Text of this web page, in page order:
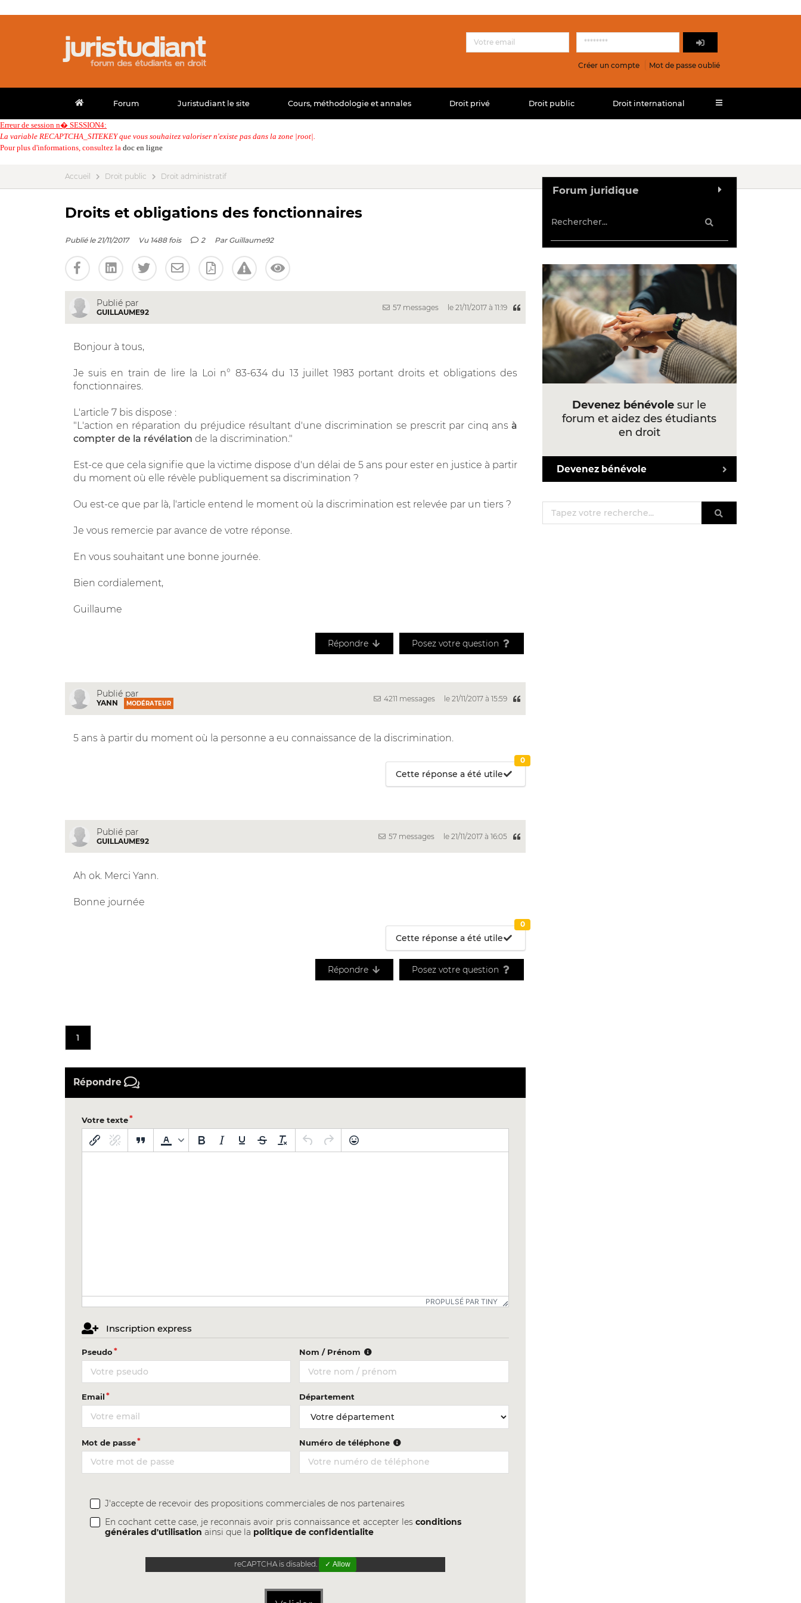
Créer un compte Mot de passe oublié
Forum Juristudiant le site Cours, méthodologie et annales Droit privé Droit public Droit international
Erreur de session n� SESSION4:
La variable RECAPTCHA_SITEKEY que vous souhaitez valoriser n'existe pas dans la zone |root|.
Pour plus d'informations, consultez la doc en ligne
Accueil Droit public Droit administratif
Droits et obligations des fonctionnaires
Publié le 21/11/2017 Vu 1488 fois 2 Par Guillaume92
Publié par
GUILLAUME92
57 messages le 21/11/2017 à 11:19
Bonjour à tous,
Je suis en train de lire la Loi n° 83-634 du 13 juillet 1983 portant droits et obligations des
fonctionnaires.
L'article 7 bis dispose :
"L'action en réparation du préjudice résultant d'une discrimination se prescrit par cinq ans à
compter de la révélation de la discrimination."
Est-ce que cela signifie que la victime dispose d'un délai de 5 ans pour ester en justice à partir
du moment où elle révèle publiquement sa discrimination ?
Ou est-ce que par là, l'article entend le moment où la discrimination est relevée par un tiers ?
Je vous remercie par avance de votre réponse.
En vous souhaitant une bonne journée.
Bien cordialement,
Guillaume
Répondre Posez votre question
Publié par
YANN MODÉRATEUR
4211 messages le 21/11/2017 à 15:59
5 ans à partir du moment où la personne a eu connaissance de la discrimination.
Cette réponse a été utile
0
Publié par
GUILLAUME92
57 messages le 21/11/2017 à 16:05
Ah ok. Merci Yann.
Bonne journée
Cette réponse a été utile
0
Répondre Posez votre question
1
Répondre
Votre texte
PROPULSÉ PAR TINY
Inscription express
Pseudo Nom / Prénom
Email Département
Mot de passe Numéro de téléphone
J'accepte de recevoir des propositions commerciales de nos partenaires
En cochant cette case, je reconnais avoir pris connaissance et accepter lesconditions
générales d'utilisation ainsi que la politique de confidentialite
reCAPTCHA is disabled. ✓ Allow
Forum juridique
Devenez bénévole sur le
forum et aidez des étudiants
en droit
Devenez bénévole